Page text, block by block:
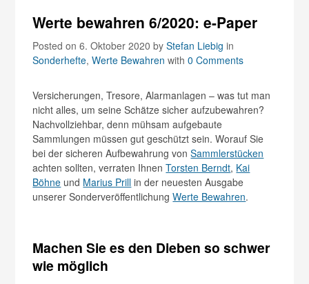
Werte bewahren 6/2020: e-Paper
Posted on 6. Oktober 2020byStefan Liebig in
Sonderhefte,Werte Bewahren with0 Comments
Versicherungen, Tresore, Alarmanlagen – was tut man
nicht alles, um seine Schätze sicher aufzubewahren?
Nachvollziehbar, denn mühsam aufgebaute
Sammlungen müssen gut geschützt sein. Worauf Sie
bei der sicheren Aufbewahrung vonSammlerstücken
achten sollten, verraten IhnenTorsten Berndt, Kai
Böhne und Marius Prill in der neuesten Ausgabe
unserer SonderveröffentlichungWerte Bewahren.
Machen Sie es den Dieben so schwer
wie möglich